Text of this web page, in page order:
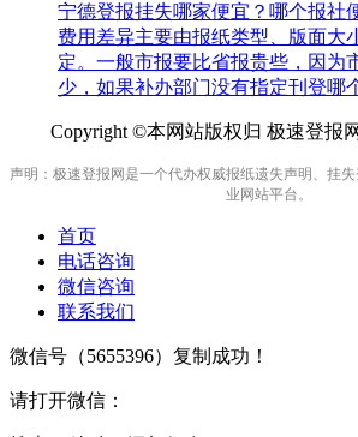
宁德登报挂失哪家便宜？哪个报社
费用差异主要由报纸类型、版面大
定。一般市报要比省报贵些，因为
少，如果补办部门没有指定刊登哪
Copyright ©本网站版权归 极速登报
声明：极速登报网是一个代办权威报纸遗失声明、挂
业网站平台。
首页
电话咨询
微信咨询
联系我们
微信号（5655396）复制成功！
请打开微信：